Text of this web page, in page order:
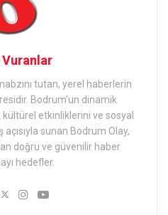
Vuranlar
tutan, yerel haberlerin
Bodrum'un dinamik
kültürel etkinliklerini ve sosyal
açısıyla sunan Bodrum Olay,
doğru ve güvenilir haber
hedefler.